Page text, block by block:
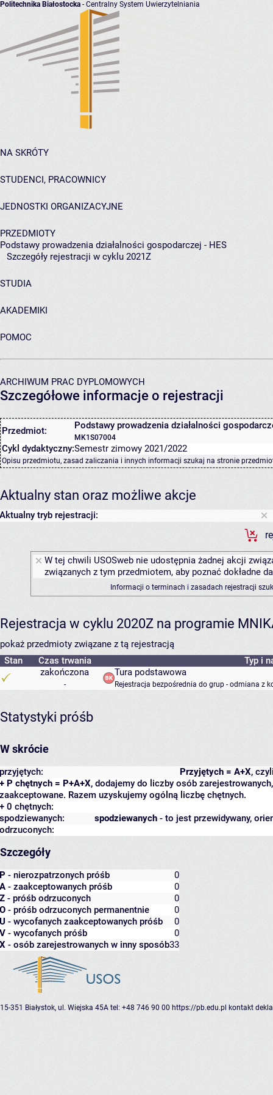
Politechnika Białostocka - Centralny System Uwierzytelniania
NA SKRÓTY
STUDENCI, PRACOWNICY
JEDNOSTKI ORGANIZACYJNE
PRZEDMIOTY
Podstawy prowadzenia działalności gospodarczej - HES
Szczegóły rejestracji w cyklu 2021Z
STUDIA
AKADEMIKI
POMOC
ARCHIWUM PRAC DYPLOMOWYCH
Szczegółowe informacje o rejestracji
Przedmiot: Podstawy prowadzenia działalności
MK1S07004
Cykl dydaktyczny:Semestr zimowy 2021/2022
Opisu przedmiotu, zasad zaliczania i innych informacji szukaj na stronie
Aktualny stan oraz możliwe akcje
Aktualny tryb rejestracji:
W tej chwili USOSweb nie udostępnia żadnej akcji
związanych z tym przedmiotem, aby poznać dokładne
Informacji o terminach i zasadach rejestracji
Rejestracja w cyklu 2020Z na programie
pokaż przedmioty związane z tą rejestracją
Stan
Czas trwania
Typ i
zakończona
-
Tura podstawowa
Rejestracja bezpośrednia do grup - odmiana z
Statystyki próśb
W skrócie
Przyjętych = A+X,
przyjętych:
+ P chętnych = P+A+X, dodajemy do liczby osób
zaakceptowane. Razem uzyskujemy ogólną liczbę chętnych.
+ 0 chętnych:
spodziewanych - to jest przewidywany,
spodziewanych:
odrzuconych:
Szczegóły
P - nierozpatrzonych próśb
0
A - zaakceptowanych próśb
0
Z - próśb odrzuconych
0
O - próśb odrzuconych permanentnie
0
U - wycofanych zaakceptowanych próśb
0
V - wycofanych próśb
0
X - osób zarejestrowanych w inny sposób33
15-351 Białystok, ul. Wiejska 45A tel: +48 746 90 00 https://pb.edu.pl kontakt